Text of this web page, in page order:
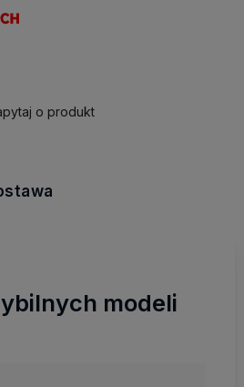
o produkt
modeli